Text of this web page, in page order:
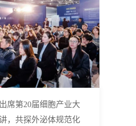
席第20届细胞产业大
，共探外泌体规范化